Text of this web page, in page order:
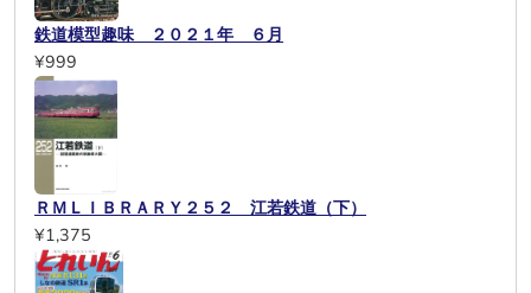
鉄道模型趣味 ２０２１年 ６月
¥999
ＲＭＬＩＢＲＡＲＹ２５２ 江若鉄道（下）
¥1,375